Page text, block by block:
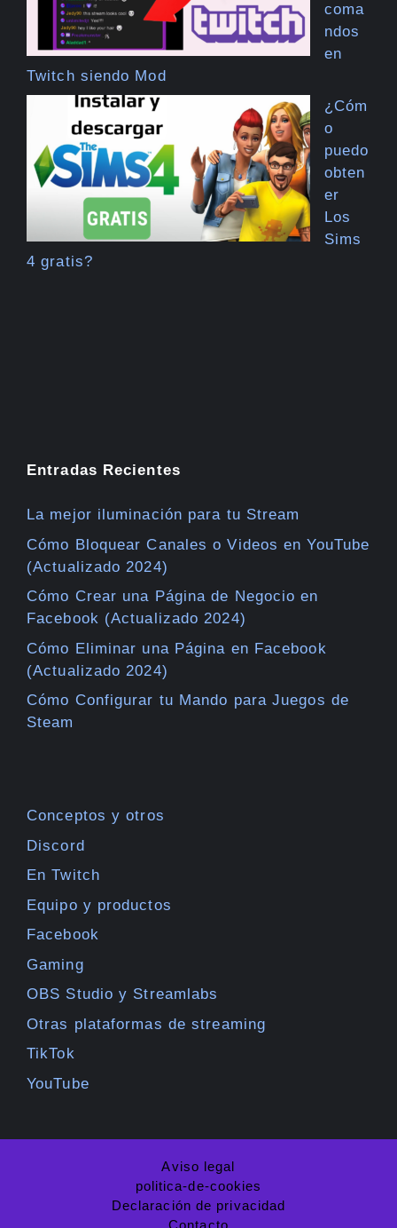
coma
ndos
en
Twitch siendo Mod
¿Cóm
o
puedo
obten
er
Los
Sims
4 gratis?
Entradas Recientes
La mejor iluminación para tu Stream
Cómo Bloquear Canales o Videos en YouTube
(Actualizado 2024)
Cómo Crear una Página de Negocio en
Facebook (Actualizado 2024)
Cómo Eliminar una Página en Facebook
(Actualizado 2024)
Cómo Configurar tu Mando para Juegos de
Steam
Conceptos y otros
Discord
En Twitch
Equipo y productos
Facebook
Gaming
OBS Studio y Streamlabs
Otras plataformas de streaming
TikTok
YouTube
Aviso legal
politica-de-cookies
Declaración de privacidad
Contacto